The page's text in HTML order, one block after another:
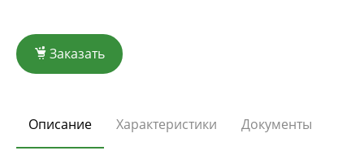
Заказать
Описание Характеристики Документы